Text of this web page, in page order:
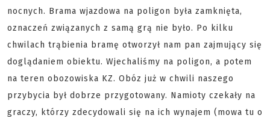
nocnych. Brama wjazdowa na poligon była zamknięta,
oznaczeń związanych z samą grą nie było. Po kilku
chwilach trąbienia bramę otworzył nam pan zajmujący się
doglądaniem obiektu. Wjechaliśmy na poligon, a potem
na teren obozowiska KZ. Obóz już w chwili naszego
przybycia był dobrze przygotowany. Namioty czekały na
graczy, którzy zdecydowali się na ich wynajem (mowa tu o